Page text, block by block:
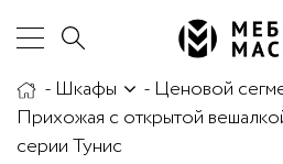
Доставка и сборка
- Шкафы - Ценовой
Прихожая с открытой
серии Тунис